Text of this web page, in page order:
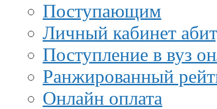
Поступающим
Личный кабинет
Поступление в вуз
Ранжированный
Онлайн оплата